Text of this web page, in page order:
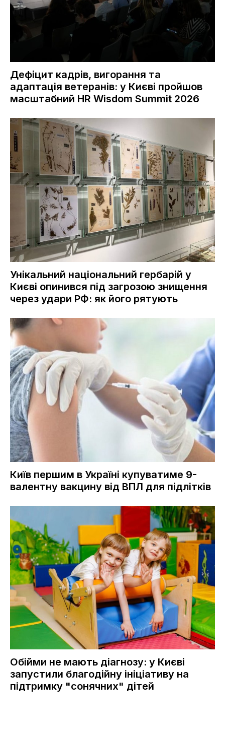
Дефіцит кадрів, вигорання та
адаптація ветеранів: у Києві пройшов
масштабний HR Wisdom Summit 2026
Унікальний національний гербарій у
Києві опинився під загрозою знищення
через удари РФ: як його рятують
Київ першим в Україні купуватиме 9-
валентну вакцину від ВПЛ для підлітків
Обійми не мають діагнозу: у Києві
запустили благодійну ініціативу на
підтримку "сонячних" дітей